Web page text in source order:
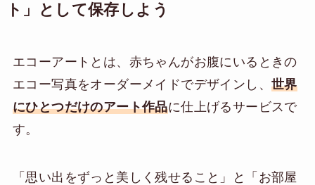
ト」として保存しよう
エコーアートとは、赤ちゃんがお腹にいるときの
エコー写真をオーダーメイドでデザインし、 世界
にひとつだけのアート作品に仕上げるサービスで
す。
「思い出をずっと美しく残せること」と「お部屋